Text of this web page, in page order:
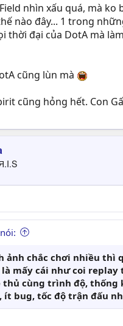
nhìn xấu quá, mà ko
nào đây... 1 trong
thời đại của DotA mà
cũng lùn mà
cũng hỏng hết. Con
ảnh chắc chơi nhiều thì
mấy cái như coi replay
thủ cùng trình độ, thống
ít bug, tốc độ trận đấu